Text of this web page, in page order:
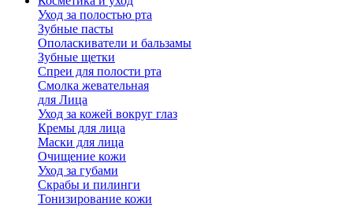
Уход за полостью рта
Зубные пасты
Ополаскиватели и бальзамы
Зубные щетки
Спреи для полости рта
Смолка жевательная
для Лица
Уход за кожей вокруг глаз
Кремы для лица
Маски для лица
Очищение кожи
Уход за губами
Скрабы и пилинги
Тонизирование кожи